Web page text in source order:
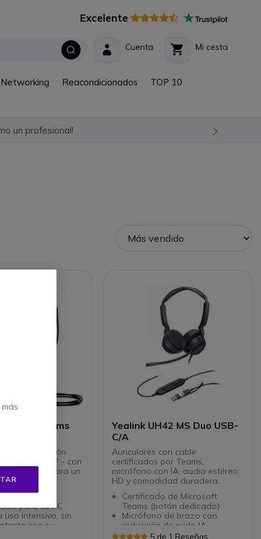
Excelente
Mi cesta
Cuenta
Reacondicionados TOP 10
un profesional!
Lite Teams
con conexión
y teléfonos IP - con
de espuma para un
Mono con
para su PC
uso intensivo, sin
con su
Yealink UH42 MS Duo USB-
C/A
Auriculares con cable
certificados por Teams,
micrófono con IA, audio estéreo
HD y comodidad duradera.
Certificado de Microsoft
Teams (botón dedicado)
Micrófono de brazo con
reducción de ruido IA
Tecnología Acoustic Shield
5 de 1 Reseñas